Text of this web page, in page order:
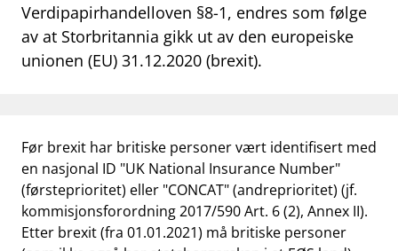
work_outlineJobb hos oss
dashboardInformasjon for investorer
Verdipapirhandelloven §8-1, endres som følge
av at Storbritannia gikk ut av den europeiske
unionen (EU) 31.12.2020 (brexit).
Før brexit har britiske personer vært identifisert med
en nasjonal ID "UK National Insurance Number"
(førsteprioritet) eller "CONCAT" (andreprioritet) (jf.
kommisjonsforordning 2017/590 Art. 6 (2), Annex II).
Etter brexit (fra 01.01.2021) må britiske personer